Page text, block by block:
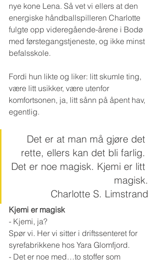
nye kone Lena. Så vet vi ellers at den
energiske håndballspilleren Charlotte
fulgte opp videregående-årene i Bodø
med førstegangstjeneste, og ikke minst
befalsskole.
Fordi hun likte og liker: litt skumle ting,
være litt usikker, være utenfor
komfortsonen, ja, litt sånn på åpent hav,
egentlig.
Det er at man må gjøre det
rette, ellers kan det bli farlig.
Det er noe magisk. Kjemi er litt
magisk.
Charlotte S. Limstrand
Kjemi er magisk
- Kjemi, ja?
Spør vi. Her vi sitter i driftssenteret for
syrefabrikkene hos Yara Glomfjord.
- Det er noe med…to stoffer som